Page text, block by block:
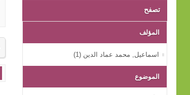
تصفح
المؤلف
اﺳﻤﺎﻋﻴﻞ, ﻣﺤﻤﺪ ﻋﻤﺎد اﻟﺪﻳﻦ (1)
الموضوع